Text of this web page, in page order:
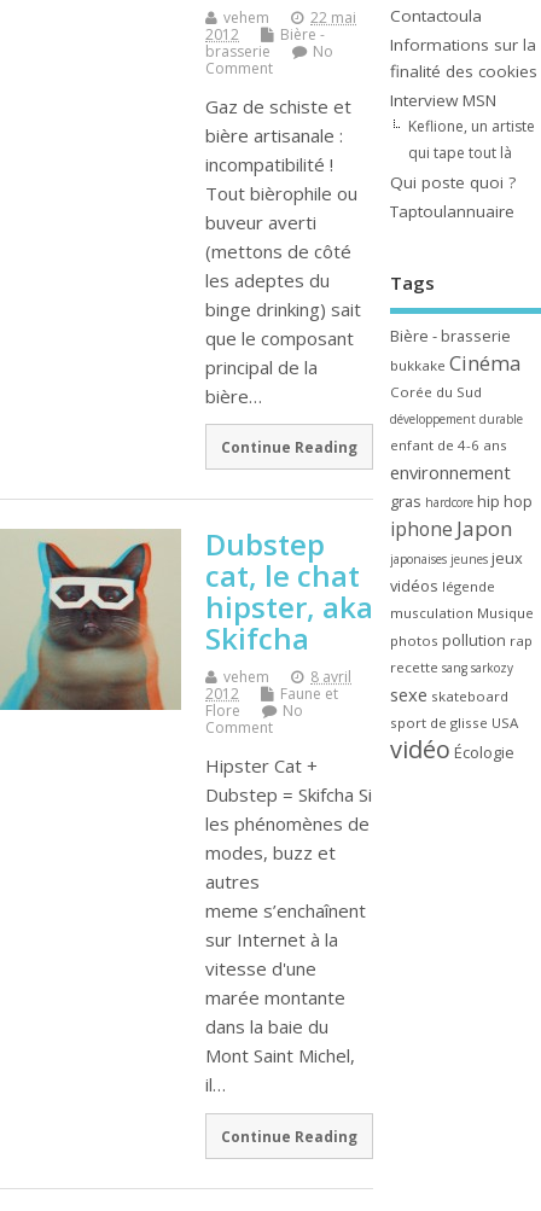
vehem
22 mai
2012
Bière -
brasserie
No
Comment
Gaz de schiste et
bière artisanale :
incompatibilité !
Tout bièrophile ou
buveur averti
(mettons de côté
les adeptes du
binge drinking) sait
que le composant
principal de la
bière…
Continue Reading
Dubstep
cat, le chat
hipster, aka
Skifcha
vehem
8 avril
2012
Faune et
Flore
No
Comment
Hipster Cat +
Dubstep = Skifcha Si
les phénomènes de
modes, buzz et
autres
meme s’enchaînent
sur Internet à la
vitesse d'une
marée montante
dans la baie du
Mont Saint Michel,
il…
Continue Reading
Contactoula
Informations sur la
finalité des cookies
Interview MSN
Keflione, un artiste
qui tape tout là
Qui poste quoi ?
Taptoulannuaire
Tags
Bière - brasserie
bukkake Cinéma
Corée du Sud
développement durable
enfant de 4-6 ans
environnement
gras hardcore hip hop
iphone Japon
japonaises jeunes jeux
vidéos légende
musculation Musique
photos pollution rap
recette sang sarkozy
sexe skateboard
sport de glisse USA
vidéo Écologie